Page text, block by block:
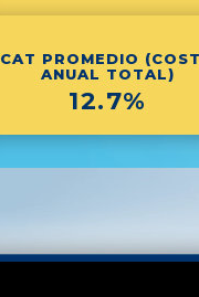
CAT PROMEDIO
ANUAL TOTAL)
12.7%